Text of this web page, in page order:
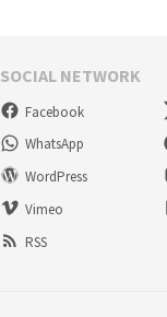
SOCIAL NETWORK
Facebook
WhatsApp
WordPress
Vimeo
RSS